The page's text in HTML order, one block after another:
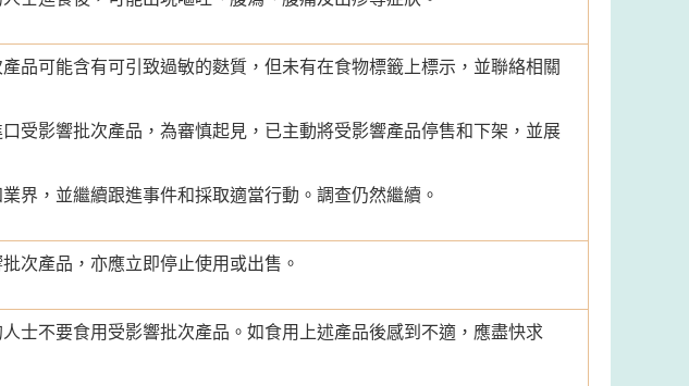
品可能含有可引致過敏的麩質，但未有在食物標籤上標示，並聯絡相關
受影響批次產品，為審慎起見，已主動將受影響產品停售和下架，並展
界，並繼續跟進事件和採取適當行動。調查仍然繼續。
次產品，亦應立即停止使用或出售。
士不要食用受影響批次產品。如食用上述產品後感到不適，應盡快求